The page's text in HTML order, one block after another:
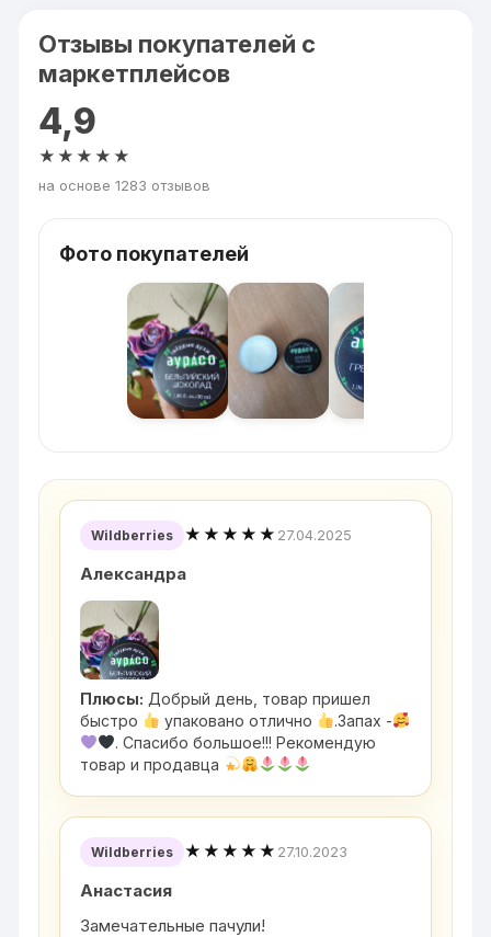
Отзывы покупателей с
маркетплейсов
4,9
★★★★★
на основе 1283 отзывов
Фото покупателей
Wildberries ★★★★★ 27.04.2025
Александра
Плюсы: Добрый день, товар пришел
быстро
упаковано отлично
.Запах -
. Спасибо большое!!! Рекомендую
товар и продавца
Wildberries ★★★★★ 27.10.2023
Анастасия
Замечательные пачули!